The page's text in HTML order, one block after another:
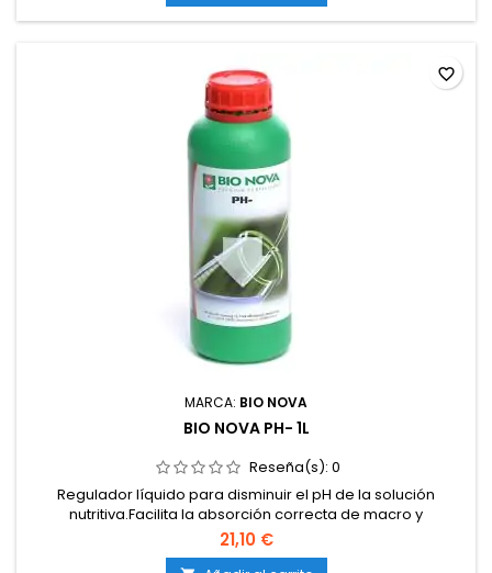
MARCA: BIO NOVA
BIO NOVA PH- 1L
Reseña(s): 0
Regulador líquido para disminuir el pH de la solución
nutritiva.Facilita la absorción correcta de macro y
micronutrientes.Evita bloqueos y deficiencias provocadas
por un pH alto.Compatible con cultivos en tierra, coco e
21,10 €
favorite_border